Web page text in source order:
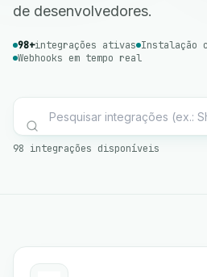
de desenvolvedores.
98+integrações ativas Instalação
Webhooks em tempo real
98 integrações disponíveis